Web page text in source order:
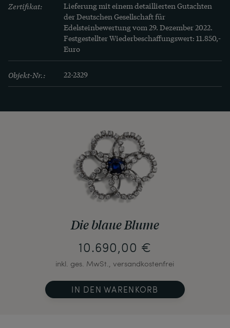
Zertifikat:
Lieferung mit einem detaillierten Gutachten
der Deutschen Gesellschaft für
Edelsteinbewertung vom 29. Dezember 2022.
Festgestellter Wiederbeschaffungswert: 11.850,-
Euro
Objekt-Nr.: 22-2329
Die blaue Blume
10.690,00 €
inkl. ges. MwSt., versandkostenfrei
IN DEN WARENKORB